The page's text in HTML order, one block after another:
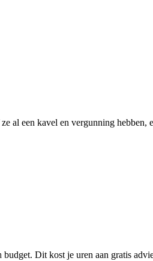
al een kavel en vergunning
Dit kost je uren aan gratis